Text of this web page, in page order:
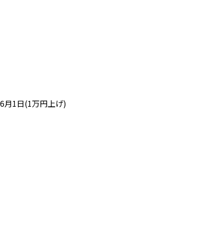
6月1日(1万円上げ)